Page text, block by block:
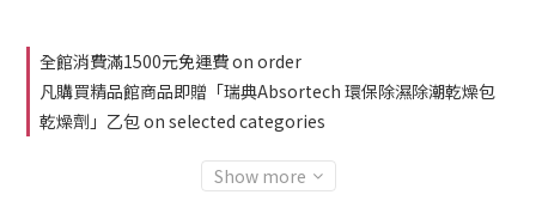
全館消費滿1500元免運費 on order
凡購買精品館商品即贈「瑞典Absortech 環保除濕除潮乾燥包
乾燥劑」乙包 on selected categories
Show more